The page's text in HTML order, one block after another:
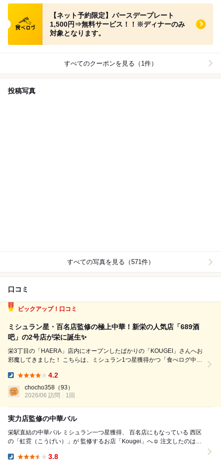
食べログ クーポン
【ネット予約限定】バースデープレート
1,500円⇒無料サービス！！※ディナーのみ
対象となります。
すべてのクーポンを見る（1件）
投稿写真
すべての写真を見る（571件）
口コミ
ピックアップ！口コミ
ミシュラン星・百名店監修の極上中華！新栄の人気店「689酒
吧」の2号店が栄に誕生✨
栄3丁目の「HAERA」店内にオープンしたばかりの「KOUGEI」さんへお
邪魔してきました！ こちらは、ミシュラン1つ星獲得かつ「食べログ中国
（こうげい）」の篠田シェフが監修するカジュアル版の新店舗。さらに、
あの新栄の大人気店「6...
4.2
chocho358 （93）
2026/06 訪問
1回
実力店監修の中華バル
栄駅直結の中華バル ミシュラン一つ星獲得、 百名店にもなっている 西区
の「虹霓（こうげい）」が 監修するお店「Kougei」へ☺ 注文したのは、
3.8